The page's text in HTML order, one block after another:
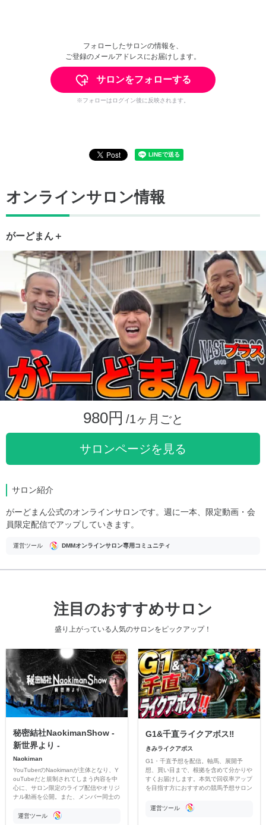
フォローしたサロンの情報を、
ご登録のメールアドレスにお届けします。
サロンをフォローする
※フォローはログイン後に反映されます。
オンラインサロン情報
がーどまん＋
980円 /1ヶ月ごと
サロンページを見る
サロン紹介
がーどまん公式のオンラインサロンです。週に一本、限定動画・会
員限定配信でアップしていきます。
運営ツール DMMオンラインサロン専用コミュニティ
注目のおすすめサロン
盛り上がっている人気のサロンをピックアップ！
秘密結社NaokimanShow -
新世界より -
Naokiman
YouTuberのNaokimanが主体となり、Y
ouTubeだと規制されてしまう内容を中
心に、サロン限定のライブ配信やオリジ
ナル動画を公開。また、メンバー同士の
ただいています。
運営ツール
G1&千直ライクアボス‼️
きみライクアボス
G1・千直予想を配信。軸馬、展開予
想、買い目まで、根拠を含めて分かりや
すくお届けします。本気で回収率アップ
を目指す方におすすめの競馬予想サロン
運営ツール